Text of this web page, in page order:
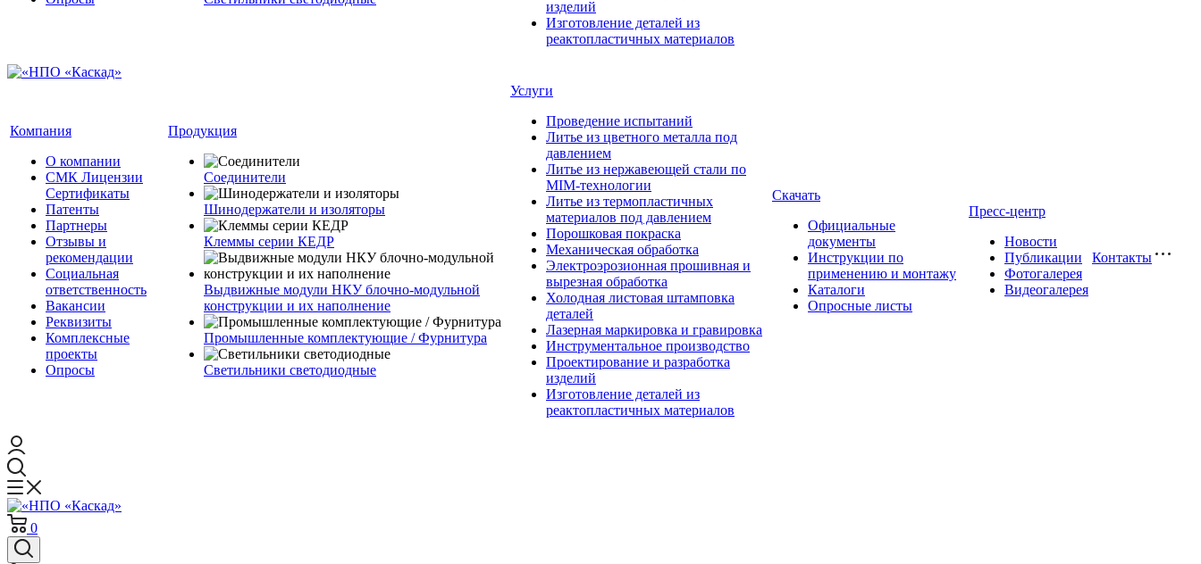
изделий
Изготовление деталей из
реактопластичных материалов
Компания
О компании
СМК Лицензии
Сертификаты
Патенты
Партнеры
Отзывы и
рекомендации
Социальная
ответственность
Вакансии
Реквизиты
Комплексные
проекты
Опросы
Продукция
Соединители
Шинодержатели и изоляторы
Клеммы серии КЕДР
Выдвижные модули НКУ блочно-модульной
конструкции и их наполнение
Промышленные комплектующие / Фурнитура
Светильники светодиодные
Услуги
Проведение испытаний
Литье из цветного металла под
давлением
Литье из нержавеющей стали по
MIM-технологии
Литье из термопластичных
материалов под давлением
Порошковая покраска
Механическая обработка
Электроэрозионная прошивная и
вырезная обработка
Холодная листовая штамповка
деталей
Лазерная маркировка и гравировка
Инструментальное производство
Проектирование и разработка
изделий
Изготовление деталей из
реактопластичных материалов
Скачать
Официальные
документы
Инструкции по
применению и монтажу
Каталоги
Опросные листы
Пресс-центр
Новости
Публикации
Фотогалерея
Видеогалерея
Контакты
0